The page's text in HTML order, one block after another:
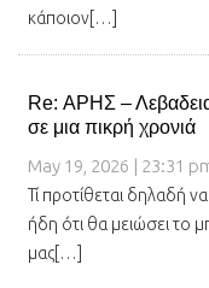
κάποιον[…]
Re: ΑΡΗΣ –
σε μια πικρή χρονιά
May 19, 2026 | 23:31
Τί προτίθεται δηλαδή
ήδη ότι θα μειώσει το
μας[…]